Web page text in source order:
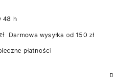
48 h
Darmowa wysyłka od 150 zł
płatności